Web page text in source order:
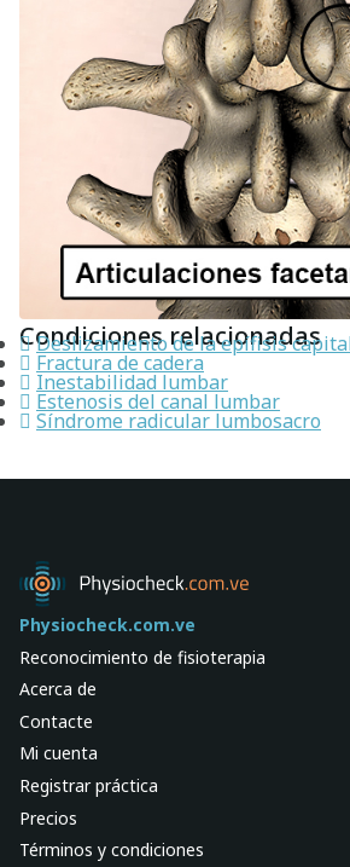
Condiciones relacionadas
Deslizamiento de la epífisis
Fractura de cadera
Inestabilidad lumbar
Estenosis del canal lumbar
Síndrome radicular lumbosacro
Physiocheck.com.ve
Reconocimiento de fisioterapia
Acerca de
Contacte
Mi cuenta
Registrar práctica
Precios
Términos y condiciones